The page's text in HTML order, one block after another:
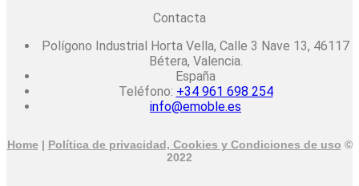
Contacta
Polígono Industrial Horta Vella, Calle 3 Nave 13, 46117
Bétera, Valencia.
España
Teléfono: +34 961 698 254
info@emoble.es
Home | Política de privacidad, Cookies y Condiciones de uso ©
2022